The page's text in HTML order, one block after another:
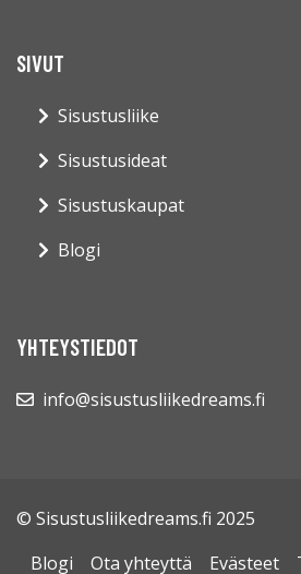
SIVUT
Sisustusliike
Sisustusideat
Sisustuskaupat
Blogi
YHTEYSTIEDOT
info@sisustusliikedreams.fi
© Sisustusliikedreams.fi 2025
Blogi
Ota yhteyttä Evästeet